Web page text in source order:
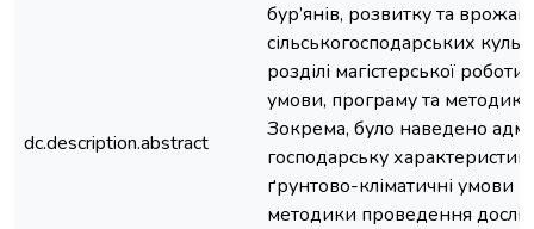
dc.description.abstract
бур’янів, розвитку та
сільськогосподарських
розділі магістерської
умови, програму та
Зокрема, було наведено
господарську
ґрунтово-кліматичні умови
методики проведення